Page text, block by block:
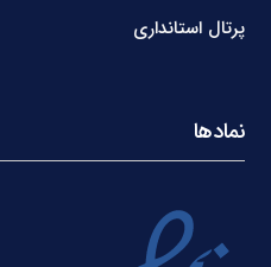
پرتال استانداری
نمادها